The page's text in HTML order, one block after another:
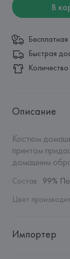
В
Быстрая
Описание
Костюм
принтом
домашним
Состав: 99%
Цвет
Импортер